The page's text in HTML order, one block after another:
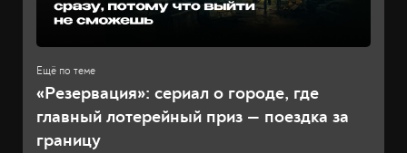
«Резервация»: сериал о городе, где
главный лотерейный приз — поездка за
границу